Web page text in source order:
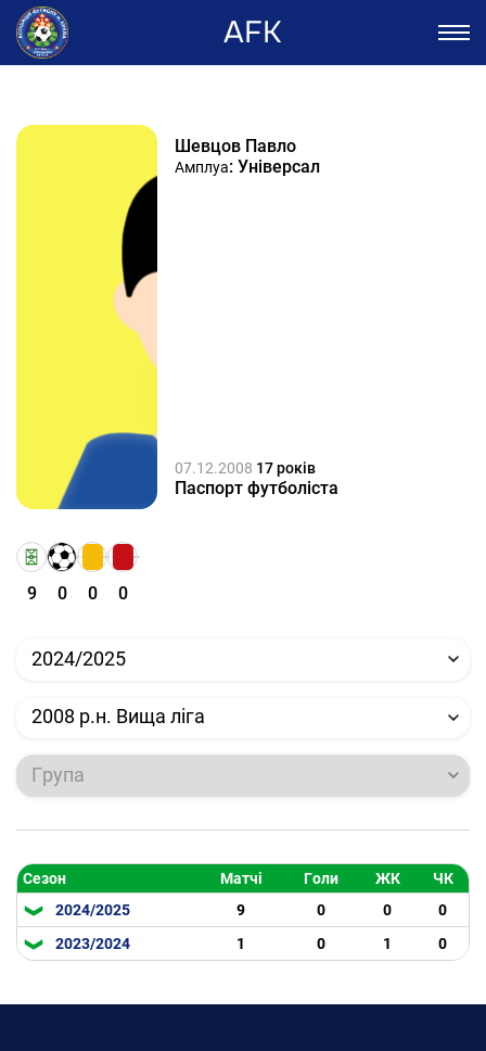
AFK
Шевцов Павло
Амплуа: Універсал
07.12.2008 17 років
Паспорт футболіста
9 0 0 0
2024/2025
2008 р.н. Вища ліга
Група
Сезон Матчі Голи ЖК
ЧК
2024/2025
9 0 0
0
2023/2024
1 0 1 0